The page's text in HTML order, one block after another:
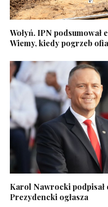
Wołyń. IPN podsumował
Wiemy, kiedy pogrzeb
Karol Nawrocki podpisał
Prezydencki ogłasza